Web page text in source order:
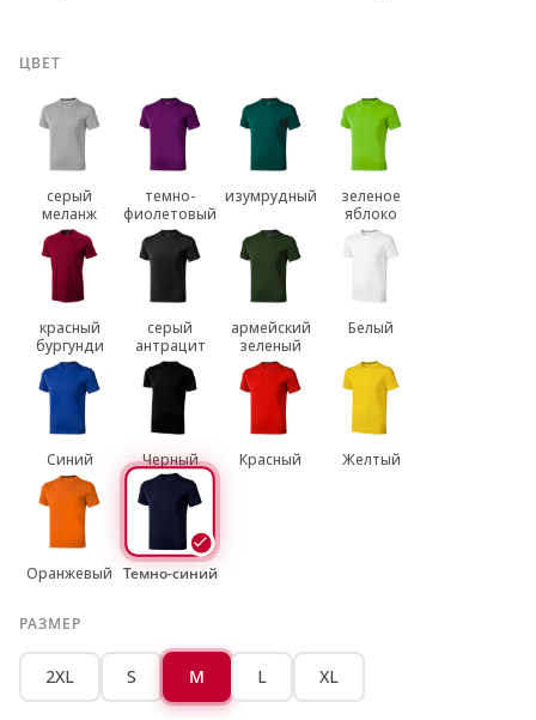
ЦВЕТ
серый
меланж
темно-
фиолетовый
изумрудный
зеленое
яблоко
красный
бургунди
серый
антрацит
армейский
зеленый
Белый
Синий Черный Красный Желтый
Оранжевый Темно-синий
РАЗМЕР
2XL S M L XL